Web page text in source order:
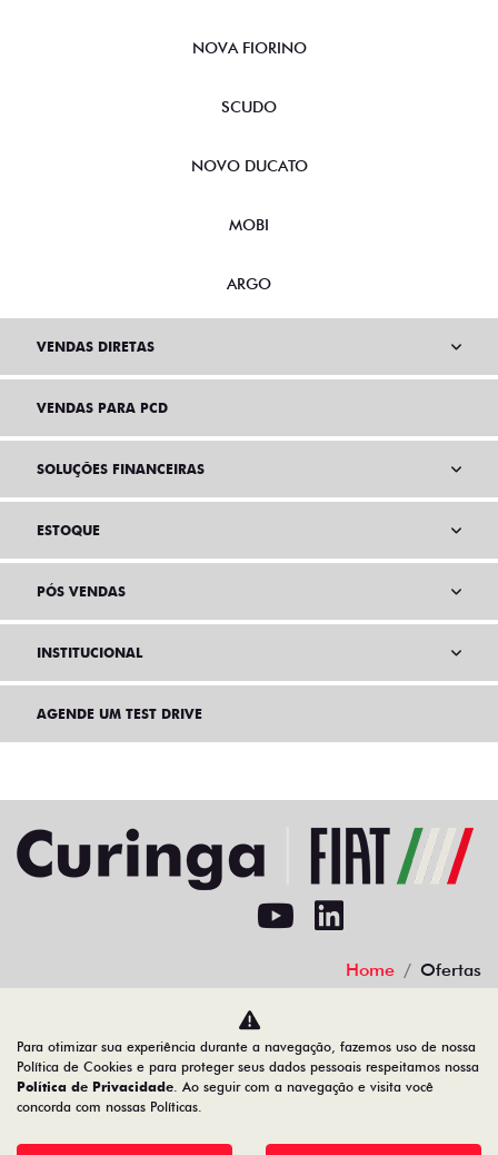
NOVA FIORINO
SCUDO
NOVO DUCATO
MOBI
ARGO
VENDAS DIRETAS
VENDAS PARA PCD
SOLUÇÕES FINANCEIRAS
ESTOQUE
PÓS VENDAS
INSTITUCIONAL
AGENDE UM TEST DRIVE
Home Ofertas
Desacelere. Seu bem maior é a vida.
02.692.394/0003-83
Para otimizar sua experiência durante a navegação, fazemos uso de nossa
Política de Cookies e para proteger seus dados pessoais respeitamos nossa
Política de Privacidade. Ao seguir com a navegação e visita você
concorda com nossas Políticas.